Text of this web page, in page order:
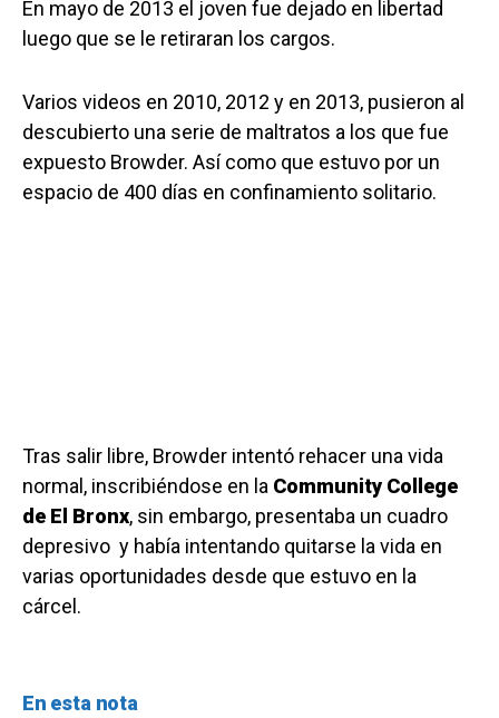
En mayo de 2013 el joven fue dejado en libertad
luego que se le retiraran los cargos.
Varios videos en 2010, 2012 y en 2013, pusieron al
descubierto una serie de maltratos a los que fue
expuesto Browder. Así como que estuvo por un
espacio de 400 días en confinamiento solitario.
Tras salir libre, Browder intentó rehacer una vida
normal, inscribiéndose en la Community College
de El Bronx, sin embargo, presentaba un cuadro
depresivo y había intentando quitarse la vida en
varias oportunidades desde que estuvo en la
cárcel.
En esta nota